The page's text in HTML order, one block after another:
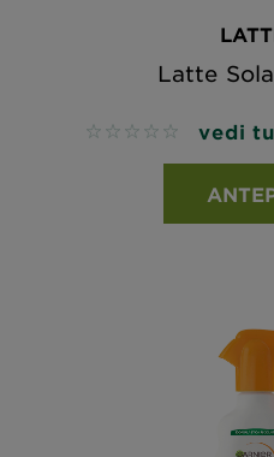
Latte
No reviews vedi